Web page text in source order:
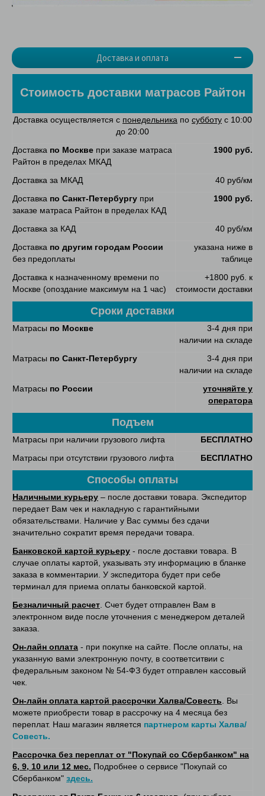
Доставка и оплата
Стоимость доставки матрасов Райтон
Доставка осуществляется с понедельника по субботу с 10:00
до 20:00
Доставка по Москве при заказе матраса
Райтон в пределах МКАД
1900 руб.
Доставка за МКАД
40 руб/км
Доставка по Санкт-Петербургу при
заказе матраса Райтон в пределах КАД
1900 руб.
Доставка за КАД
40 руб/км
Доставка по другим городам России
без предоплаты
указана ниже в
таблице
Доставка к назначенному времени по
Москве (опоздание максимум на 1 час)
+1800 руб. к
стоимости доставки
Сроки доставки
Матрасы по Москве
3-4 дня при
наличии на складе
Матрасы по Санкт-Петербургу
3-4 дня при
наличии на складе
Матрасы по России
уточняйте у
оператора
Подъем
Матрасы при наличии грузового лифта
БЕСПЛАТНО
Матрасы при отсутствии грузового лифта
БЕСПЛАТНО
Способы оплаты
Наличными курьеру – после доставки товара. Экспедитор
передает Вам чек и накладную с гарантийными
обязательствами. Наличие у Вас суммы без сдачи
значительно сократит время передачи товара.
Банковской картой курьеру - после доставки товара. В
случае оплаты картой, указывать эту информацию в бланке
заказа в комментарии. У экспедитора будет при себе
терминал для приема оплаты банковской картой.
Безналичный расчет . Счет будет отправлен Вам в
электронном виде после уточнения с менеджером деталей
заказа.
Он-лайн оплата - при покупке на сайте. После оплаты, на
указанную вами электронную почту, в соответситвии с
федеральным законом № 54-ФЗ будет отправлен кассовый
чек.
Он-лайн оплата картой рассрочки Халва/Совесть . Вы
можете приобрести товар в рассрочку на 4 месяца без
переплат. Наш магазин является партнером карты Халва/
Совесть.
Рассрочка без переплат от "Покупай со Сбербанком" на
6, 9, 10 или 12 мес. Подробнее о сервисе "Покупай со
Сбербанком" здесь.